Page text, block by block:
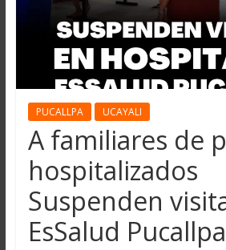
PUCALLPA UCAYALI
A familiares de
hospitalizados
Suspenden
EsSalud Pucallpa